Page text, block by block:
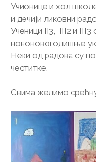
Учионице и хол
и дечији ликовни
Ученици II3, III2 и III3
новоновогодишње
Неки од радова су
честитке.
Свима желимо